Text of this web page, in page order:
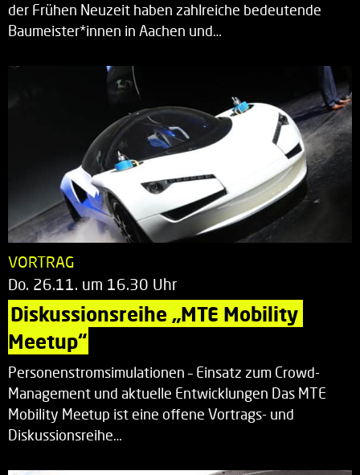
der Frühen Neuzeit haben zahlreiche bedeutende
Baumeister*innen in Aachen und…
VORTRAG
Do. 26.11. um 16.30 Uhr
Diskussionsreihe „MTE Mobility
Meetup“
Personenstromsimulationen – Einsatz zum Crowd-
Management und aktuelle Entwicklungen Das MTE
Mobility Meetup ist eine offene Vortrags- und
Diskussionsreihe…